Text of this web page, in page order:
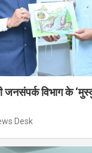
जनसंपर्क विभाग के
Desk